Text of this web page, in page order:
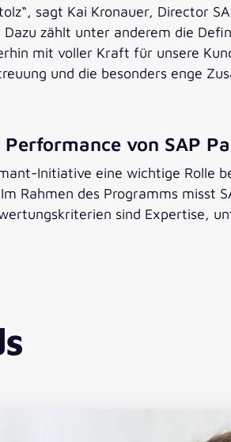
sagt Kai Kronauer, Director
zählt unter anderem die
mit voller Kraft für unsere
und die besonders enge
von SAP
Initiative eine wichtige Rolle
Rahmen des Programms
sind Expertise,